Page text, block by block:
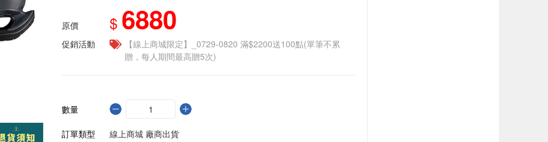
原價 $ 6880
促銷活動
【線上商城限定】_0729-0820 滿$2200送100點(單筆不累
贈，每人期間最高贈5次)
數量
訂單類型
線上商城 廠商出貨